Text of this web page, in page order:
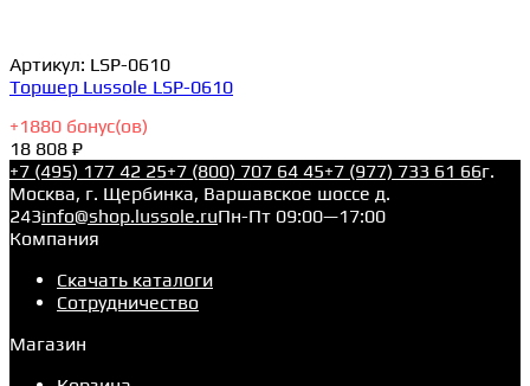
Артикул: LSP-0610
Торшер Lussole LSP-0610
+1880 бонус(ов)
18 808 ₽
+7 (495) 177 42 25+7 (800) 707 64 45+7 (977) 733 61 66г.
Москва, г. Щербинка, Варшавское шоссе д.
243info@shop.lussole.ruПн-Пт 09:00—17:00
Компания
Скачать каталоги
Сотрудничество
Магазин